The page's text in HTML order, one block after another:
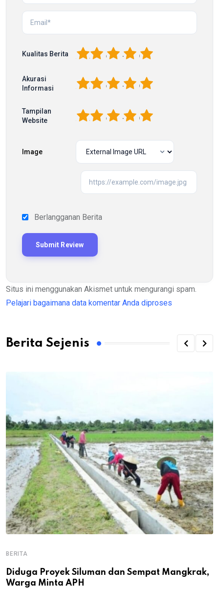
Kualitas Berita 5
4
3
2
Akurasi
Informasi
5
4
3
2
Tampilan
Website
5
4
3
2
Image
Berlangganan Berita
Situs ini menggunakan Akismet untuk mengurangi spam.
Pelajari bagaimana data komentar Anda diproses
Berita Sejenis
BERITA
Diduga Proyek Siluman dan Sempat Mangkrak,
Warga Minta APH